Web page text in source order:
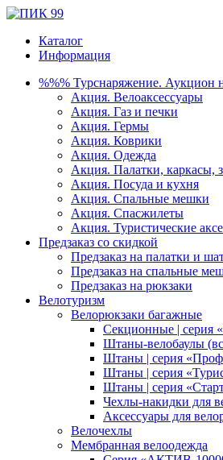
Каталог
Информация
%%% Турснаряжение. Аукцион
Акция. Велоаксессуары
Акция. Газ и печки
Акция. Гермы
Акция. Коврики
Акция. Одежда
Акция. Палатки, каркасы,
Акция. Посуда и кухня
Акция. Спальные мешки
Акция. Спасжилеты
Акция. Туристические
Предзаказ со скидкой
Предзаказ на палатки и
Предзаказ на спальные
Предзаказ на рюкзаки
Велотуризм
Велорюкзаки багажные
Секционные | серия
Штаны-велобаулы
Штаны | серия
Штаны | серия
Штаны | серия
Чехлы-накидки для
Аксессуары для
Велочехлы
Мембранная велоодежда